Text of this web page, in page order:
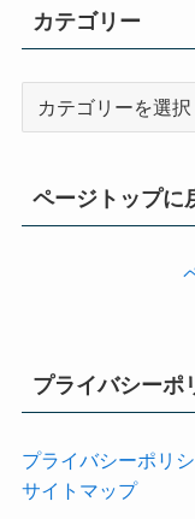
カテゴリー
ページトップに
プライバシーポ
プライバシーポリ
サイトマップ